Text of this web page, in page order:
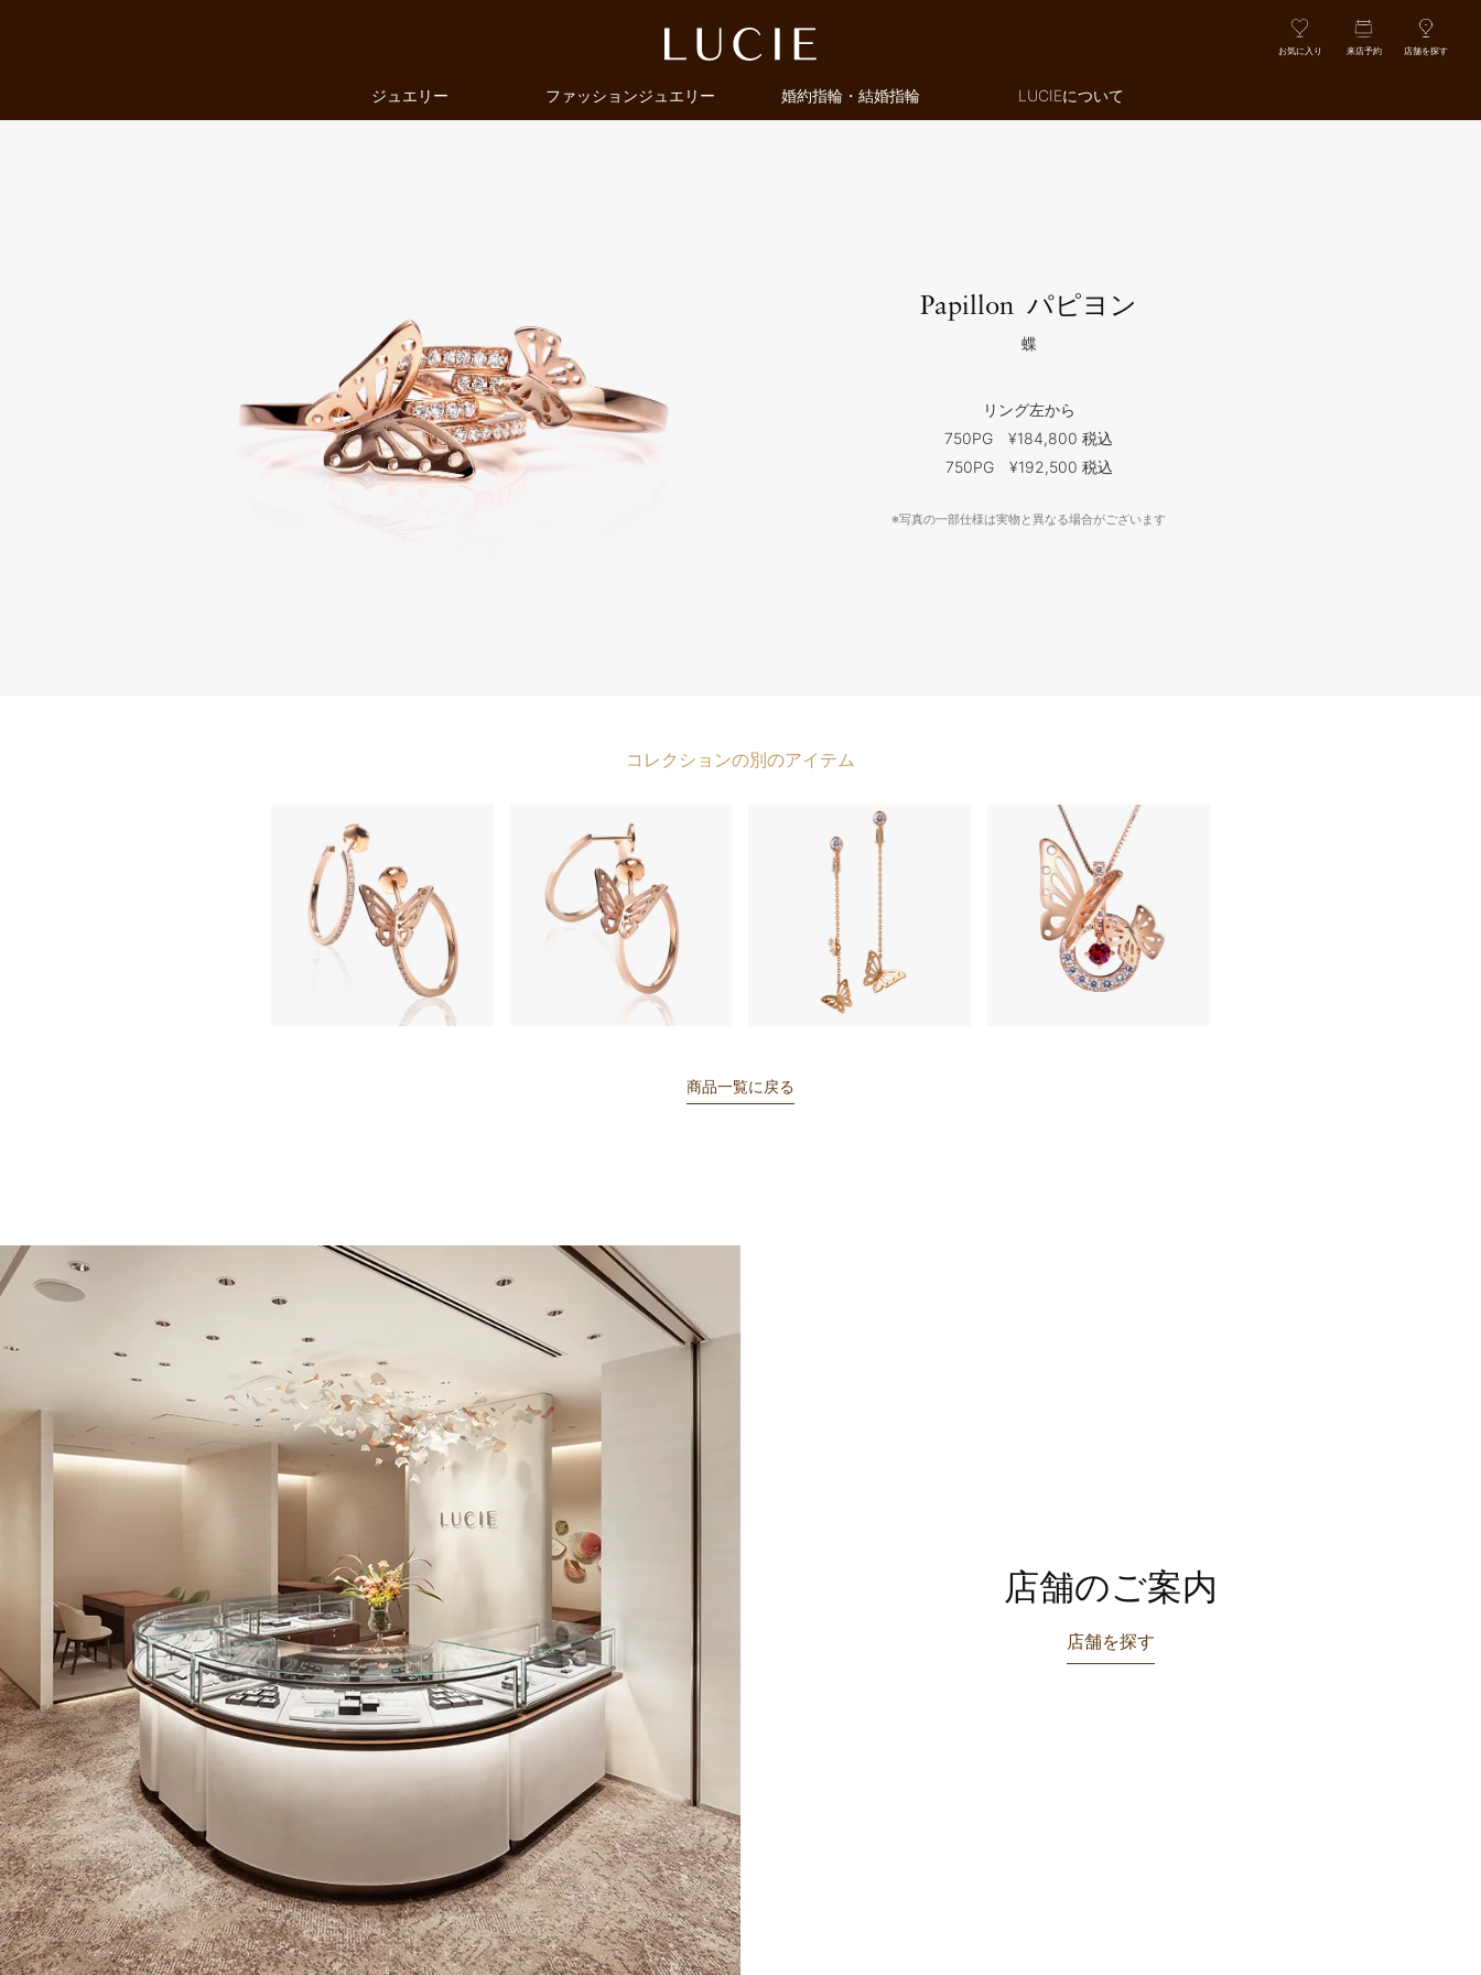
お気に入り 来店予約 店舗を探す
ジュエリー ファッションジュエリー 婚約指輪・結婚指輪 LUCIEについて
Papillon パピヨン
蝶
リング左から
750PG ¥184,800 税込
750PG ¥192,500 税込
※写真の一部仕様は実物と異なる場合がございます
コレクションの別のアイテム
商品一覧に戻る
店舗のご案内
店舗を探す